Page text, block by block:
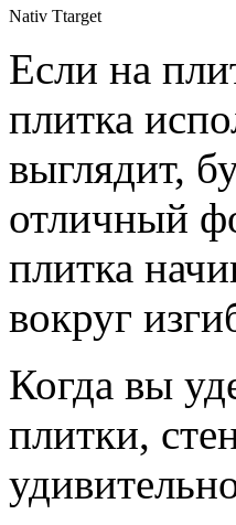
Nativ Ttarget
Если на
плитка
выглядит,
отличный
плитка
вокруг
Когда вы
плитки,